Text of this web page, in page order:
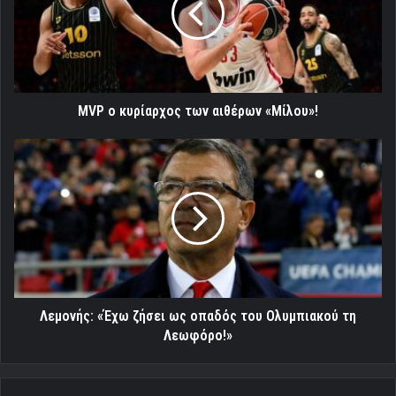
αιθέρων
«Μίλου»!
MVP ο κυρίαρχος των αιθέρων «Μίλου»!
Λεμονής:
«Έχω
ζήσει
ως
οπαδός
Ολυμπιακού
τη
Λεωφόρο!»
Λεμονής: «Έχω ζήσει ως οπαδός του Ολυμπιακού τη
Λεωφόρο!»